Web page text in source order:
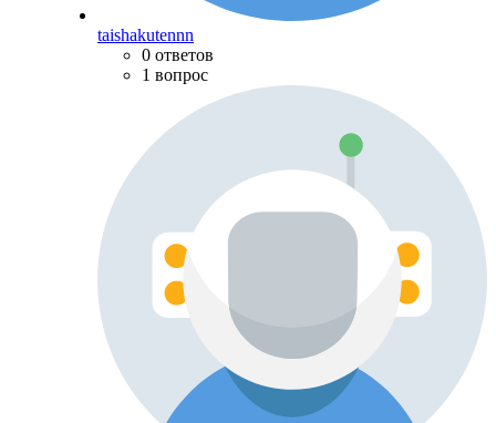
taishakutennn
0 ответов
1 вопрос